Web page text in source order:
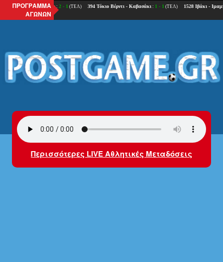
ΠΡΟΓΡΑΜΜΑ
ΑΓΩΝΩΝ
Περισσότερες LIVE Αθλητικές Μεταδόσεις